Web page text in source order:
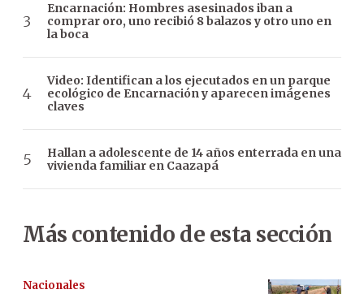
Encarnación: Hombres asesinados iban a
comprar oro, uno recibió 8 balazos y otro uno en
la boca
Video: Identifican a los ejecutados en un parque
ecológico de Encarnación y aparecen imágenes
claves
Hallan a adolescente de 14 años enterrada en una
vivienda familiar en Caazapá
Más contenido de esta sección
Nacionales